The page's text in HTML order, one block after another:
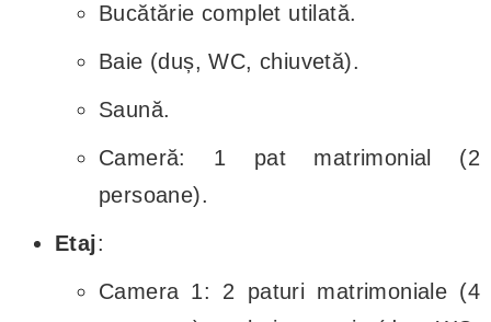
Bucătărie complet utilată.
Baie (duș, WC, chiuvetă).
Saună.
Cameră: 1 pat matrimonial (2
persoane).
Etaj:
Camera 1: 2 paturi matrimoniale (4